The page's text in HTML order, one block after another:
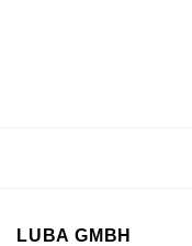
LUBA GMBH